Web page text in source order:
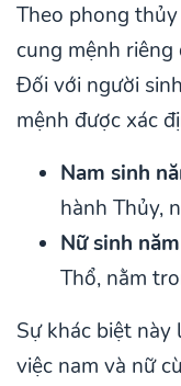
Theo phong
cung mệnh
Đối với người
mệnh được xác
Nam sinh
hành Thủy,
Nữ sinh
Thổ, nằm
Sự khác biệt
việc nam và nữ